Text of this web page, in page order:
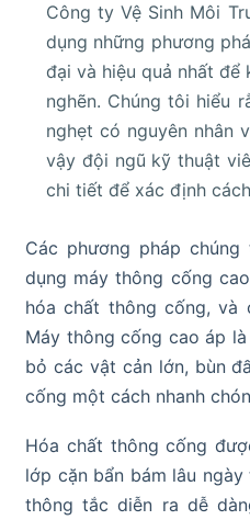
Công ty Vệ Sinh Môi
dụng những phương
đại và hiệu quả nhất
nghẽn. Chúng tôi hiểu
nghẹt có nguyên nhân
vậy đội ngũ kỹ thuật
chi tiết để xác định
Các phương pháp
dụng máy thông cống
hóa chất thông cống, và
Máy thông cống cao áp
bỏ các vật cản lớn, bùn
cống một cách nhanh
Hóa chất thông cống
lớp cặn bẩn bám lâu
thông tắc diễn ra dễ